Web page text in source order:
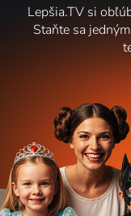
Lepšia.TV si
Staňte sa